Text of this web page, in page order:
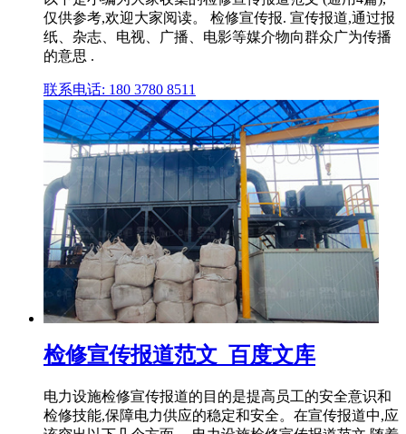
仅供参考,欢迎大家阅读。 检修宣传报. 宣传报道,通过报
纸、杂志、电视、广播、电影等媒介物向群众广为传播
的意思 .
联系电话: 180 3780 8511
检修宣传报道范文_百度文库
电力设施检修宣传报道的目的是提高员工的安全意识和
检修技能,保障电力供应的稳定和安全。在宣传报道中,应